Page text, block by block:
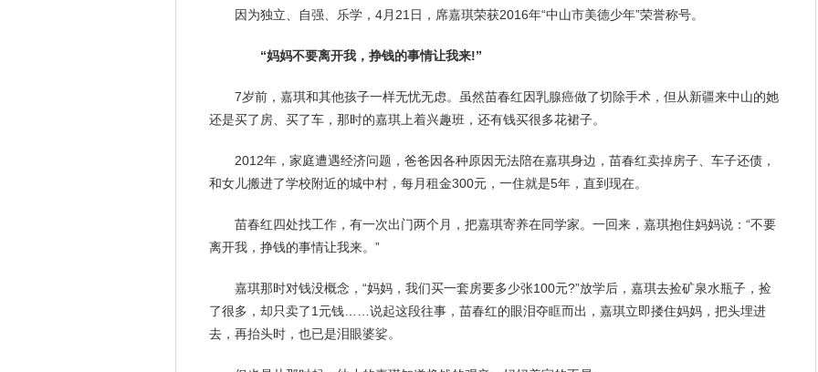
因为独立、自强、乐学，4月21日，席嘉琪荣获2016年“中山市美德少年”荣誉称号。
“妈妈不要离开我，挣钱的事情让我来!”
7岁前，嘉琪和其他孩子一样无忧无虑。虽然苗春红因乳腺癌做了切除手术，但从新疆来中山的她
还是买了房、买了车，那时的嘉琪上着兴趣班，还有钱买很多花裙子。
2012年，家庭遭遇经济问题， 爸爸因各种原因无法陪在嘉琪身边，苗春红卖掉房子、车子还债，
和女儿搬进了学校附近的城中村，每月租金300元，一住就是5年，直到现在。
苗春红四处找工作 ，有一次出门两个月，把嘉琪寄养在同学家。一回来，嘉琪抱住妈妈说：“不要
离开我，挣钱的事情让我来。”
嘉琪那时对钱没概念，“妈妈，我们买一套房要多少张100元?”放学后，嘉琪去捡矿泉水瓶子，捡
了很多，却只卖了1元钱……说起这段往事 ，苗春红的眼泪夺眶而出，嘉琪立即搂住妈妈，把头埋进
去，再抬头时，也已是泪眼婆娑。